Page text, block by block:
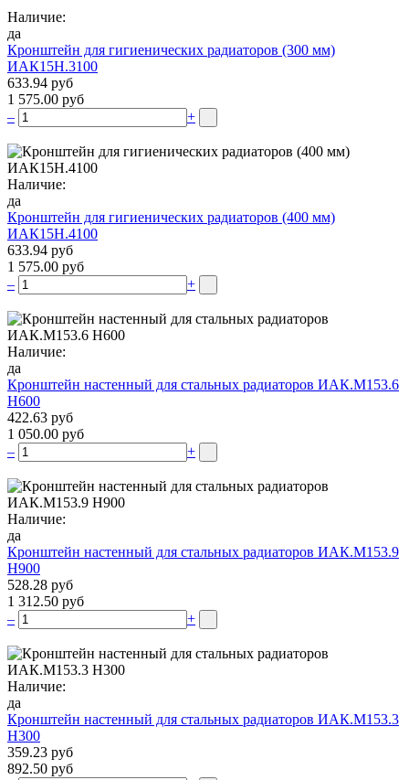
Наличие:
да
Кронштейн для гигиенических радиаторов (300 мм)
ИАК15Н.3100
633.94 руб
1 575.00 руб
–
+
Наличие:
да
Кронштейн для гигиенических радиаторов (400 мм)
ИАК15Н.4100
633.94 руб
1 575.00 руб
–
+
Наличие:
да
Кронштейн настенный для стальных радиаторов ИАК.М153.6
Н600
422.63 руб
1 050.00 руб
–
+
Наличие:
да
Кронштейн настенный для стальных радиаторов ИАК.М153.9
Н900
528.28 руб
1 312.50 руб
–
+
Наличие:
да
Кронштейн настенный для стальных радиаторов ИАК.М153.3
Н300
359.23 руб
892.50 руб